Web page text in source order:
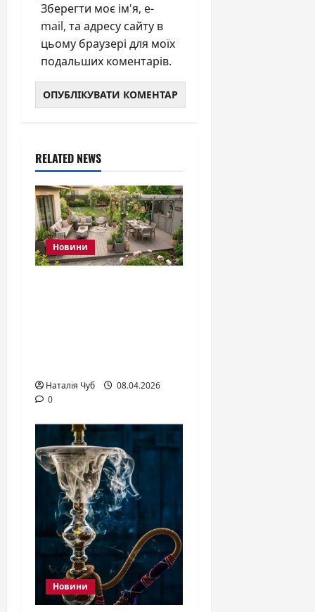
Зберегти моє ім'я, e-
mail, та адресу сайту в
цьому браузері для моїх
подальших коментарів.
RELATED NEWS
Новини
Наталія Чуб
08.04.2026
0
Новини